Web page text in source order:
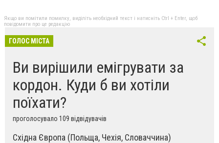
Якщо ви помітили помилку, виділіть необхідний текст і натисніть Ctrl + Enter, щоб
повідомити про це редакцію
ГОЛОС МІСТА
Ви вирішили емігрувати за
кордон. Куди б ви хотіли
поїхати?
проголосувало 109 відвідувачів
Східна Європа (Польща, Чехія, Словаччина)